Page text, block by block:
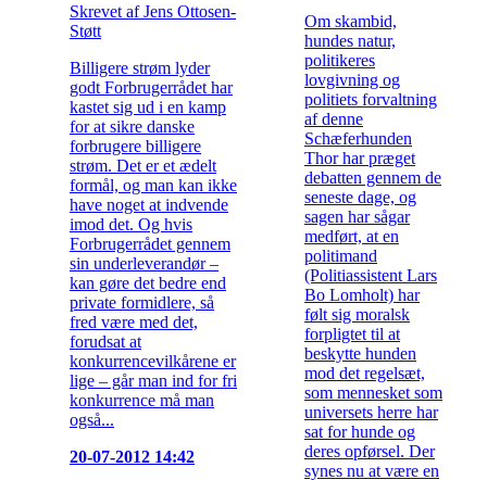
Skrevet af Jens Ottosen-
Støtt
Billigere strøm lyder
godt Forbrugerrådet har
kastet sig ud i en kamp
for at sikre danske
forbrugere billigere
strøm. Det er et ædelt
formål, og man kan ikke
have noget at indvende
imod det. Og hvis
Forbrugerrådet gennem
sin underleverandør –
kan gøre det bedre end
private formidlere, så
fred være med det,
forudsat at
konkurrencevilkårene er
lige – går man ind for fri
konkurrence må man
også...
20-07-2012 14:42
Om skambid,
hundes natur,
politikeres
lovgivning og
politiets forvaltning
af denne
Schæferhunden
Thor har præget
debatten gennem de
seneste dage, og
sagen har sågar
medført, at en
politimand
(Politiassistent Lars
Bo Lomholt) har
følt sig moralsk
forpligtet til at
beskytte hunden
mod det regelsæt,
som mennesket som
universets herre har
sat for hunde og
deres opførsel. Der
synes nu at være en